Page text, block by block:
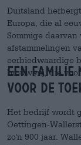
Duitsland
Europa, die al
Sommige
afstammelingen
eerbiedwaardige
brouwerij, die
Een familie
voor de
Het bedrijf wordt
Oettingen-
zo'n 900 jaar.